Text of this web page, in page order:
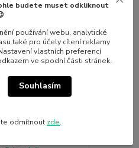
7
Novinka
budete muset odkliknout
používání webu, analytické
také pro účely cílení reklamy
vlastních preferencí
ve spodní části stránek.
Souhlasím
odmítnout zde.